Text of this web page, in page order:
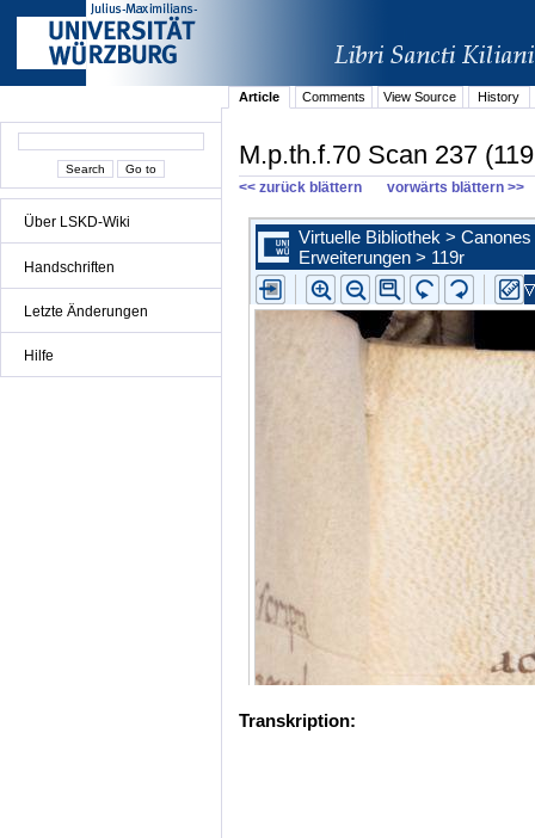
Über LSKD-Wiki
Handschriften
Letzte Änderungen
Hilfe
Article Comments View Source History
M.p.th.f.70 Scan 237
<< zurück blättern vorwärts blättern >>
Transkription: